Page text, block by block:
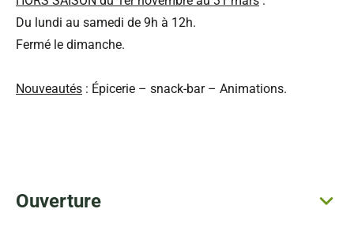
Du lundi au samedi de 9h à 12h.
Fermé le dimanche.
Nouveautés : Épicerie – snack-bar – Animations.
Ouverture